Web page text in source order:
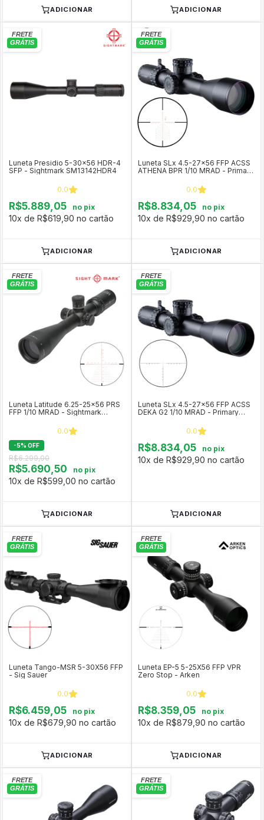
ADICIONAR ADICIONAR
Luneta Presidio 5-30x56 HDR-4
SFP - Sightmark SM13142HDR4
0.0
R$5.889,05 no pix
10x de R$619,90 no cartão
ADICIONAR
Luneta SLx 4.5-27x56 FFP ACSS
ATHENA BPR 1/10 MRAD - Primary
0.0
R$8.834,05 no pix
10x de R$929,90 no cartão
ADICIONAR
Luneta Latitude 6.25-25x56 PRS
FFP 1/10 MRAD - Sightmark
0.0
-5% OFF
R$6.299,00
R$5.690,50 no pix
10x de R$599,00 no cartão
ADICIONAR
Luneta SLx 4.5-27x56 FFP ACSS
DEKA G2 1/10 MRAD - Primary
0.0
R$8.834,05 no pix
10x de R$929,90 no cartão
ADICIONAR
Luneta Tango-MSR 5-30X56 FFP
- Sig Sauer
0.0
R$6.459,05 no pix
10x de R$679,90 no cartão
ADICIONAR
Luneta EP-5 5-25X56 FFP VPR
Zero Stop - Arken
0.0
R$8.359,05 no pix
10x de R$879,90 no cartão
ADICIONAR